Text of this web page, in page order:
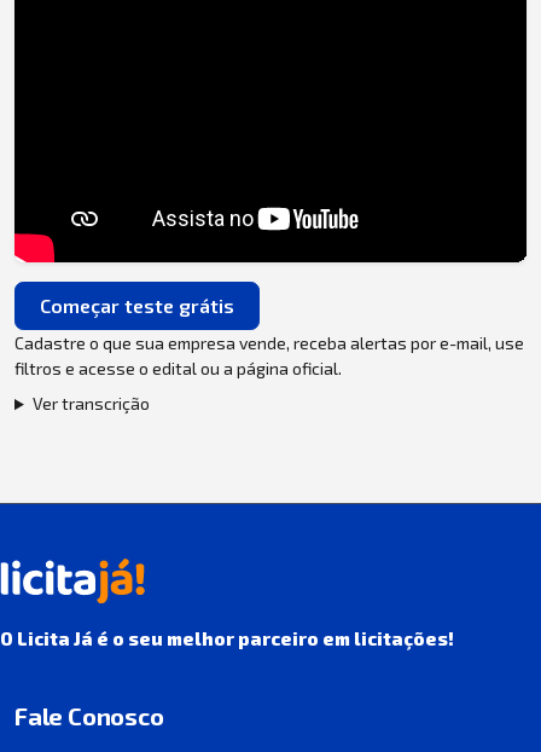
Começar teste grátis
Cadastre o que sua empresa vende, receba alertas por e-mail, use
filtros e acesse o edital ou a página oficial.
Ver transcrição
O Licita Já é o seu melhor parceiro em licitações!
Fale Conosco